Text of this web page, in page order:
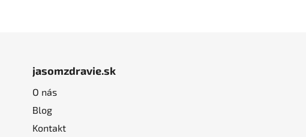
jasomzdravie.sk
O nás
Blog
Kontakt